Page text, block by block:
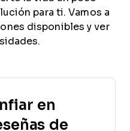
para ti. Vamos a
disponibles y ver
en
de